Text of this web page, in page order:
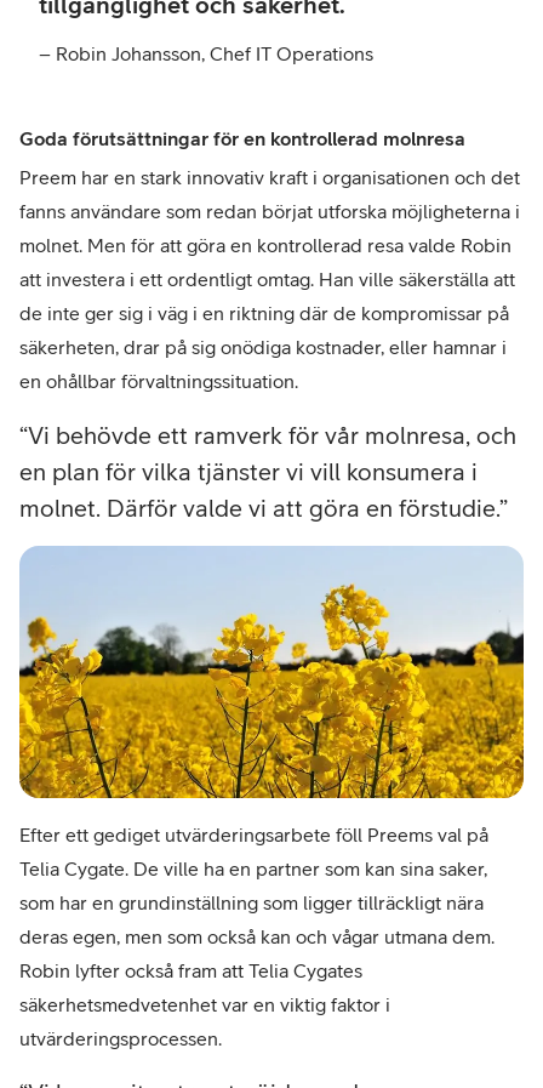
– Robin Johansson, Chef IT Operations
Goda förutsättningar för en kontrollerad molnresa
Preem har en stark innovativ kraft i organisationen och det
fanns användare som redan börjat utforska möjligheterna i
molnet. Men för att göra en kontrollerad resa valde Robin
att investera i ett ordentligt omtag. Han ville säkerställa att
de inte ger sig i väg i en riktning där de kompromissar på
säkerheten, drar på sig onödiga kostnader, eller hamnar i
en ohållbar förvaltningssituation.
Vi behövde ett ramverk för vår molnresa, och
en plan för vilka tjänster vi vill konsumera i
molnet. Därför valde vi att göra en förstudie.
Efter ett gediget utvärderingsarbete föll Preems val på
Telia Cygate. De ville ha en partner som kan sina saker,
som har en grundinställning som ligger tillräckligt nära
deras egen, men som också kan och vågar utmana dem.
Robin lyfter också fram att Telia Cygates
säkerhetsmedvetenhet var en viktig faktor i
utvärderingsprocessen.